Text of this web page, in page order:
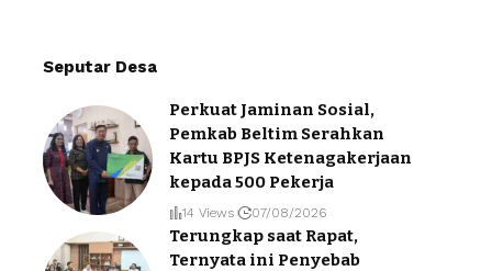
Seputar Desa
Perkuat Jaminan Sosial,
Pemkab Beltim Serahkan
Kartu BPJS Ketenagakerjaan
kepada 500 Pekerja
14 Views 07/08/2026
Terungkap saat Rapat,
Ternyata ini Penyebab